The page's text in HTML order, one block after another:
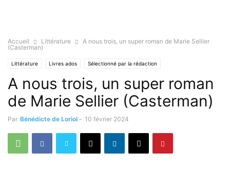
Accueil Littérature
A nous trois, un super roman de Marie Sellier
(Casterman)
Littérature Livres ados Sélectionné par la rédaction
A nous trois, un super roman
de Marie Sellier (Casterman)
Par Bénédicte de Loriol - 10 février 2024